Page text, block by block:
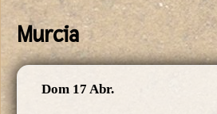
Murcia
Dom 17 Abr.